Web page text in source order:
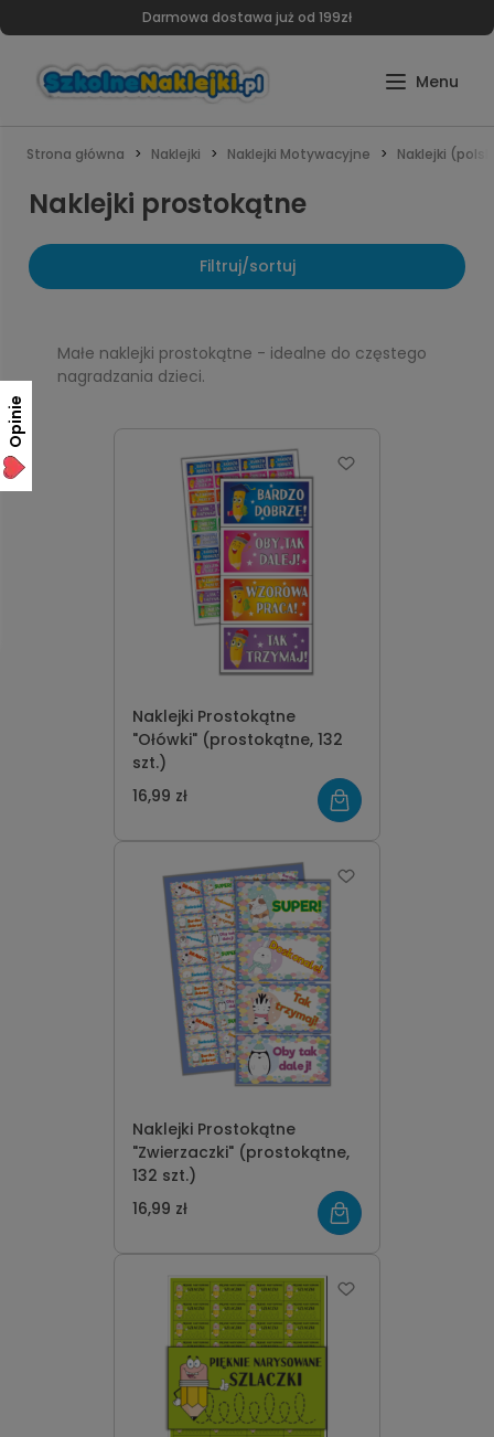
Darmowa dostawa już od 199zł
Strona główna Naklejki Naklejki Motywacyjne Naklejki
Naklejki prostokątne
Filtruj/sortuj
Małe naklejki prostokątne - idealne do częstego
nagradzania dzieci.
Naklejki Prostokątne
"Ołówki" (prostokątne, 132
szt.)
16,99 zł
Naklejki Prostokątne
"Zwierzaczki" (prostokątne,
132 szt.)
16,99 zł
Opinie